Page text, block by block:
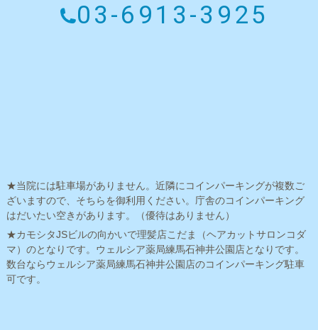
03-6913-3925
★当院には駐車場がありません。近隣にコインパーキングが複数ご
ざいますので、そちらを御利用ください。庁舎のコインパーキング
はだいたい空きがあります。（優待はありません）
★カモシタJSビルの向かいで理髪店こだま（ヘアカットサロンコダ
マ）のとなりです。ウェルシア薬局練馬石神井公園店となりです。
数台ならウェルシア薬局練馬石神井公園店のコインパーキング駐車
可です。